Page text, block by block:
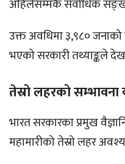
अहिलेसम्मकै सर्वाधिक
उक्त अवधिमा ३,९८०
भएको सरकारी तथ्याङ्कले
तेस्रो लहरको सम्भावना
भारत सरकारका प्रमुख
महामारीको तेस्रो लहर